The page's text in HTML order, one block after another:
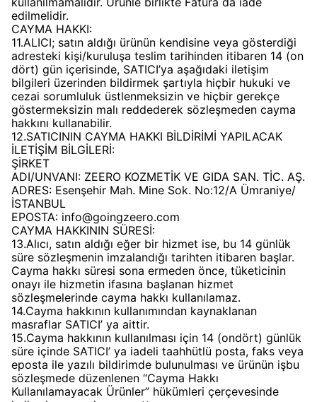
edilmelidir.
CAYMA HAKKI:
11.ALICI; satın aldığı ürünün kendisine veya gösterdiği
adresteki kişi/kuruluşa teslim tarihinden itibaren 14 (on
dört) gün içerisinde, SATICI’ya aşağıdaki iletişim
bilgileri üzerinden bildirmek şartıyla hiçbir hukuki ve
cezai sorumluluk üstlenmeksizin ve hiçbir gerekçe
göstermeksizin malı reddederek sözleşmeden cayma
hakkını kullanabilir.
12.SATICININ CAYMA HAKKI BİLDİRİMİ YAPILACAK
İLETİŞİM BİLGİLERİ:
ŞİRKET
ADI/UNVANI: ZEERO KOZMETİK VE GIDA SAN. TİC. AŞ.
ADRES: Esenşehir Mah. Mine Sok. No:12/A Ümraniye/
İSTANBUL
EPOSTA: info@goingzeero.com
CAYMA HAKKININ SÜRESİ:
13.Alıcı, satın aldığı eğer bir hizmet ise, bu 14 günlük
süre sözleşmenin imzalandığı tarihten itibaren başlar.
Cayma hakkı süresi sona ermeden önce, tüketicinin
onayı ile hizmetin ifasına başlanan hizmet
sözleşmelerinde cayma hakkı kullanılamaz.
14.Cayma hakkının kullanımından kaynaklanan
masraflar SATICI’ ya aittir.
15.Cayma hakkının kullanılması için 14 (ondört) günlük
süre içinde SATICI’ ya iadeli taahhütlü posta, faks veya
eposta ile yazılı bildirimde bulunulması ve ürünün işbu
sözleşmede düzenlenen “Cayma Hakkı
Kullanılamayacak Ürünler” hükümleri çerçevesinde